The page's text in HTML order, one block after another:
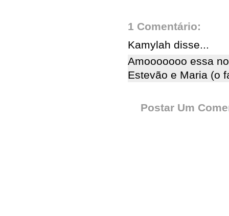
1 Comentário:
Kamylah disse...
Amooooooo essa
Estevão e Maria (o
Postar Um